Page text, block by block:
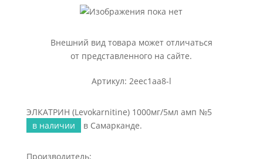
Внешний вид товара может отличаться
от представленного на сайте.
Артикул: 2eec1aa8-l
ЭЛКАТРИН (Levokarnitine) 1000мг/5мл амп №5
в наличии
в Самарканде.
Производитель: